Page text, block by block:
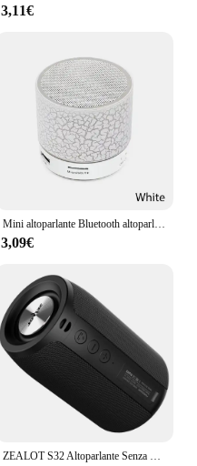
3,11€
Mini altoparlante Bluetooth altoparlante Wireless scheda TF LED colorata Subwoofer USB colonna audio musicale MP3 portatile per telefono PC
3,09€
ZEALOT S32 Altoparlante Senza Fili di Bluetooth Mini Portatile HIFI Subwoofer Altoparlante con fm radio Colonna di TF di Sostegno, TWS, USB Flash Drive